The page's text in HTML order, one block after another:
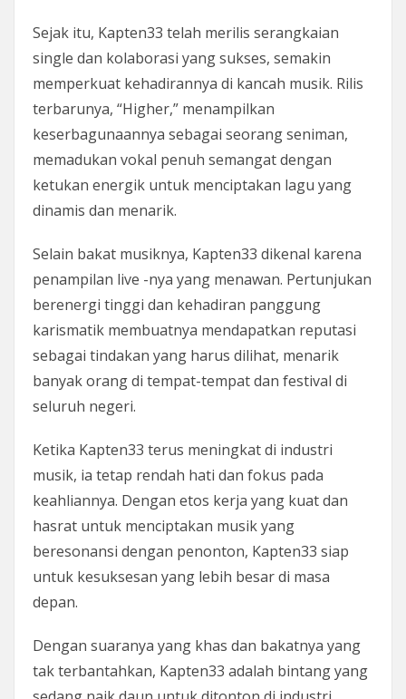
Sejak itu, Kapten33 telah merilis serangkaian
single dan kolaborasi yang sukses, semakin
memperkuat kehadirannya di kancah musik. Rilis
terbarunya, “Higher,” menampilkan
keserbagunaannya sebagai seorang seniman,
memadukan vokal penuh semangat dengan
ketukan energik untuk menciptakan lagu yang
dinamis dan menarik.
Selain bakat musiknya, Kapten33 dikenal karena
penampilan live -nya yang menawan. Pertunjukan
berenergi tinggi dan kehadiran panggung
karismatik membuatnya mendapatkan reputasi
sebagai tindakan yang harus dilihat, menarik
banyak orang di tempat-tempat dan festival di
seluruh negeri.
Ketika Kapten33 terus meningkat di industri
musik, ia tetap rendah hati dan fokus pada
keahliannya. Dengan etos kerja yang kuat dan
hasrat untuk menciptakan musik yang
beresonansi dengan penonton, Kapten33 siap
untuk kesuksesan yang lebih besar di masa
depan.
Dengan suaranya yang khas dan bakatnya yang
tak terbantahkan, Kapten33 adalah bintang yang